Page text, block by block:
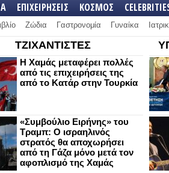
ΕΠΙΧΕΙΡΗΣΕΙΣ ΚΟΣΜΟΣ
Ζώδια Γαστρονομία Γυναίκα
ΤΖΙΧΑΝΤΙΣΤΕΣ
Η Χαμάς μεταφέρει πολλές
από τις επιχειρήσεις της
από το Κατάρ στην Τουρκία
«Συμβούλιο Ειρήνης» του
Τραμπ: Ο ισραηλινός
στρατός θα αποχωρήσει
από τη Γάζα μόνο μετά τον
αφοπλισμό της Χαμάς